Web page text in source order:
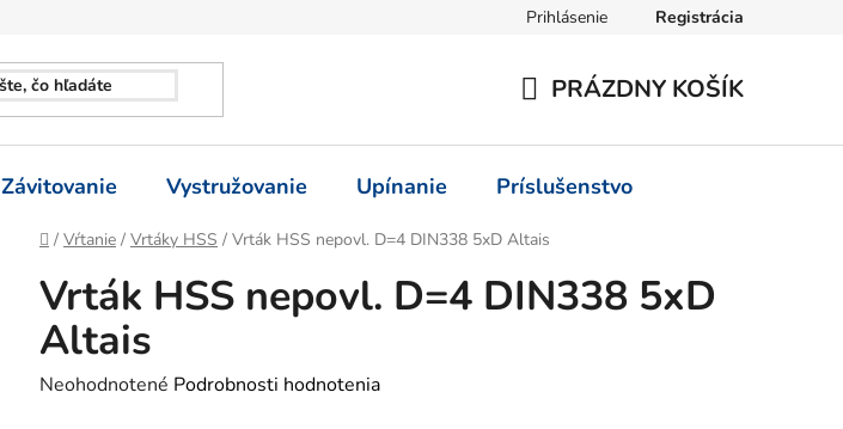
Prihlásenie Registrácia
KOŠÍK
PRÁZDNY KOŠÍK
Závitovanie Vystružovanie Upínanie Príslušenstvo
Domov
/ Vŕtanie / Vrtáky HSS / Vrták HSS nepovl. D=4 DIN338 5xD Altais
Vrták HSS nepovl. D=4 DIN338 5xD
Altais
Priemerné
Neohodnotené Podrobnosti hodnotenia